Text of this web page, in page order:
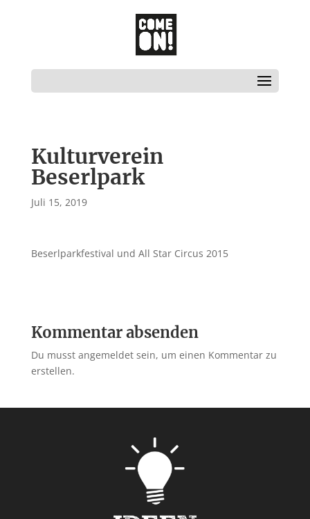
Kulturverein
Beserlpark
Juli 15, 2019
Beserlparkfestival und All Star Circus 2015
Kommentar absenden
Du musst angemeldet sein, um einen Kommentar zu
erstellen.